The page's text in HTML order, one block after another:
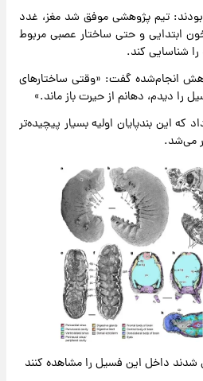
تیم پژوهشی موفق شد مغز، غدد
ابتدایی و حتی ساختار عصبی مربوط
شناسایی کند.
انجام‌شده گفت: «وقتی ساختارهای
دیدم، دهانم از حیرت باز ماند.»
که این بندپایان اولیه بسیار پیچیده‌تر
می‌شد.
شدند داخل این فسیل را مشاهده کنند